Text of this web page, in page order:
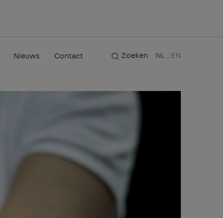
Nieuws Contact Zoeken NL EN